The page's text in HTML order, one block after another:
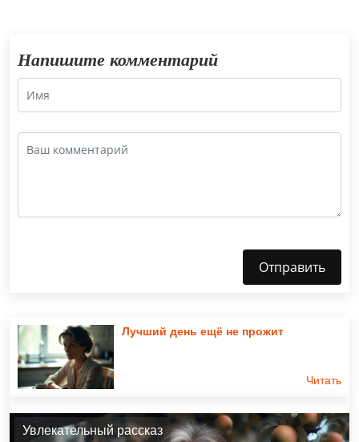
Напишите комментарий
Отправить
Лучший день ещё не прожит
Читать
Увлекательный рассказ